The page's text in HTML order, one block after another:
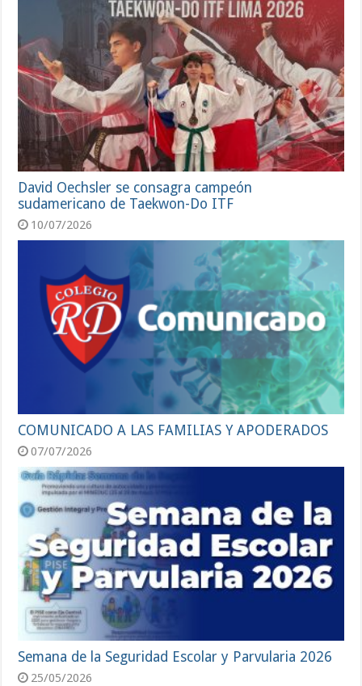
David Oechsler se consagra campeón
sudamericano de Taekwon-Do ITF
10/07/2026
COMUNICADO A LAS FAMILIAS Y APODERADOS
07/07/2026
Semana de la Seguridad Escolar y Parvularia 2026
25/05/2026